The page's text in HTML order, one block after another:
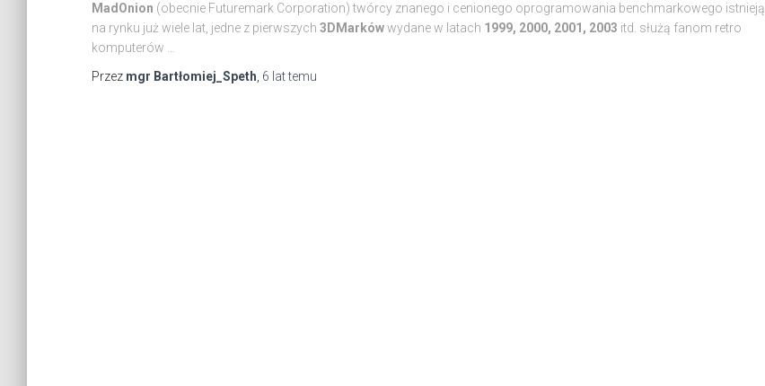
MadOnion (obecnie Futuremark Corporation) twórcy znanego i cenionego oprogramowania benchmarkowego istnieją
na rynku już wiele lat, jedne z pierwszych 3DMarkówwydane w latach 1999, 2000, 2001, 2003 itd. służą fanom retro
komputerów …
Przez mgr Bartłomiej_Speth 6 lattemu